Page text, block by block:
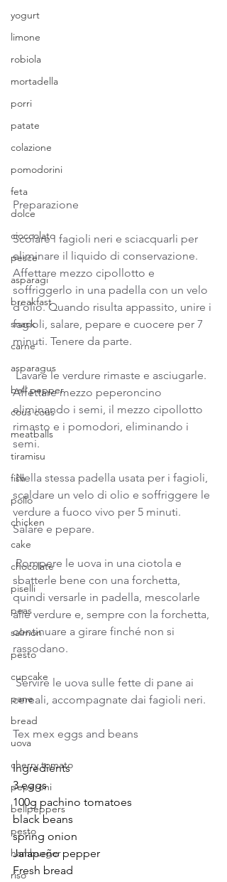
yogurt
limone
robiola
mortadella
porri
patate
colazione
pomodorini
feta
dolce
cioccolato
pesce
asparagi
breakfast
snack
carne
asparagus
bell pepper
cous cous
meatballs
tiramisu
fish
pollo
chicken
cake
chocolate
piselli
peas
salmon
pesto
cupcake
pane
bread
uova
cherry tomato
peperoni
bellpeppers
pesto
hamburger
riso
Preparazione
Scolare i fagioli neri e sciacquarli per
eliminare il liquido di conservazione.
Affettare mezzo cipollotto e
soffriggerlo in una padella con un velo
d’olio. Quando risulta appassito, unire i
fagioli, salare, pepare e cuocere per 7
minuti. Tenere da parte.
Lavare le verdure rimaste e asciugarle.
Affettare mezzo peperoncino
eliminando i semi, il mezzo cipollotto
rimasto e i pomodori, eliminando i
semi.
Nella stessa padella usata per i fagioli,
scaldare un velo di olio e soffriggere le
verdure a fuoco vivo per 5 minuti.
Salare e pepare.
Rompere le uova in una ciotola e
sbatterle bene con una forchetta,
quindi versarle in padella, mescolarle
alle verdure e, sempre con la forchetta,
continuare a girare finché non si
rassodano.
Servire le uova sulle fette di pane ai
cereali, accompagnate dai fagioli neri.
Tex mex eggs and beans
Ingredients
3 eggs
100g pachino tomatoes
black beans
spring onion
Jalapeño pepper
Fresh bread